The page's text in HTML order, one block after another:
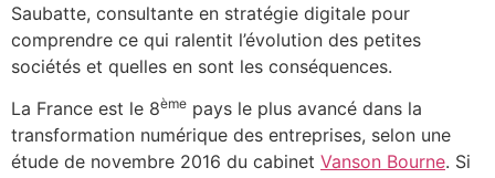
Saubatte, consultante en stratégie digitale pour
comprendre ce qui ralentit l’évolution des petites
sociétés et quelles en sont les conséquences.
La France est le 8ème pays le plus avancé dans la
transformation numérique des entreprises, selon une
étude de novembre 2016 du cabinet Vanson Bourne. Si